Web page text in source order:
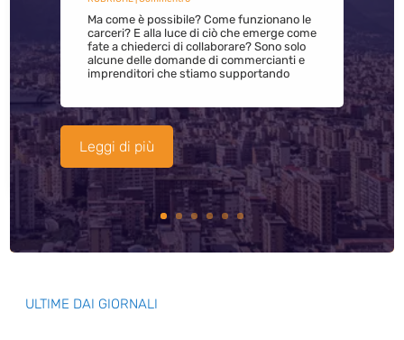
Ma come è possibile? Come funzionano le
carceri? E alla luce di ciò che emerge come
fate a chiederci di collaborare? Sono solo
alcune delle domande di commercianti e
imprenditori che stiamo supportando
Leggi di più
ULTIME DAI GIORNALI